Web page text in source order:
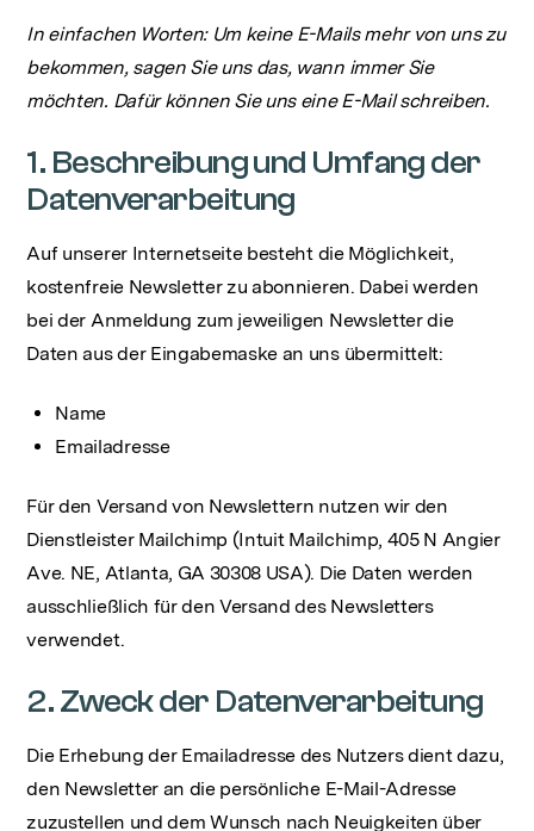
In einfachen Worten: Um keine E-Mails mehr von uns zu
bekommen, sagen Sie uns das, wann immer Sie
möchten. Dafür können Sie uns eine E-Mail schreiben.
1. Beschreibung und Umfang der
Datenverarbeitung
Auf unserer Internetseite besteht die Möglichkeit,
kostenfreie Newsletter zu abonnieren. Dabei werden
bei der Anmeldung zum jeweiligen Newsletter die
Daten aus der Eingabemaske an uns übermittelt:
Name
Emailadresse
Für den Versand von Newslettern nutzen wir den
Dienstleister Mailchimp (Intuit Mailchimp, 405 N Angier
Ave. NE, Atlanta, GA 30308 USA). Die Daten werden
ausschließlich für den Versand des Newsletters
verwendet.
2. Zweck der Datenverarbeitung
Die Erhebung der Emailadresse des Nutzers dient dazu,
den Newsletter an die persönliche E-Mail-Adresse
zuzustellen und dem Wunsch nach Neuigkeiten über